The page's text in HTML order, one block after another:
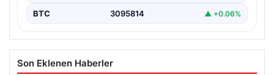
BTC 3095814 ▲ +0.06%
Son Eklenen Haberler